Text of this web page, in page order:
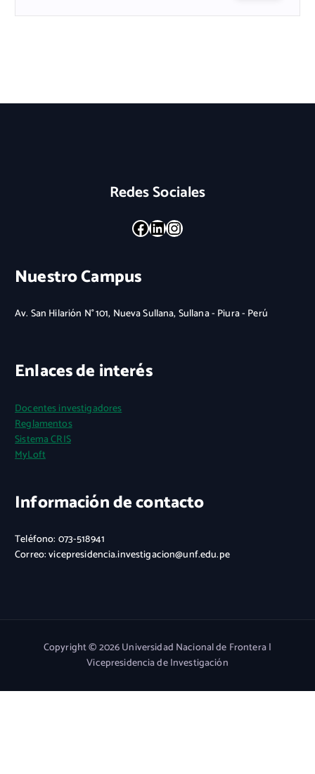
Redes Sociales
Facebook LinkedIn Instagram
Nuestro Campus
Av. San Hilarión N° 101, Nueva Sullana, Sullana - Piura - Perú
Enlaces de interés
Docentes investigadores
Reglamentos
Sistema CRIS
MyLoft
Información de contacto
Teléfono: 073-518941
Correo: vicepresidencia.investigacion@unf.edu.pe
Copyright © 2026 Universidad Nacional de Frontera |
Vicepresidencia de Investigación